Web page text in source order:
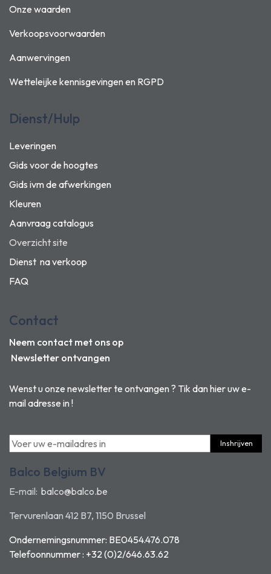
Onze waarden
Verkoopsvoorwaarden
Aanwervingen
Wetteleijke kennisgevingen en RGPD
Dienst/Hulp
Leveringen
Gids voor de hoogtes
Gids ivm de afwerkingen
Kleuren
Aanvraag catalogus
Overzicht site
Dienst na verkoop
FAQ
Wenst u onze newsletter te ontvangen ? Tik dan hier uw e-
mail adresse in !
Inshrijven
Balco Belgium BV
E-mail: balco@balco.be
Tervurenlaan 412 B7, 1150 Brussel
Ondernemingsnummer: BE0454.476.078
Telefoonnummer : +32 (0)2/646.63.62
Contact
Neem contact met ons op
Newsletter ontvangen